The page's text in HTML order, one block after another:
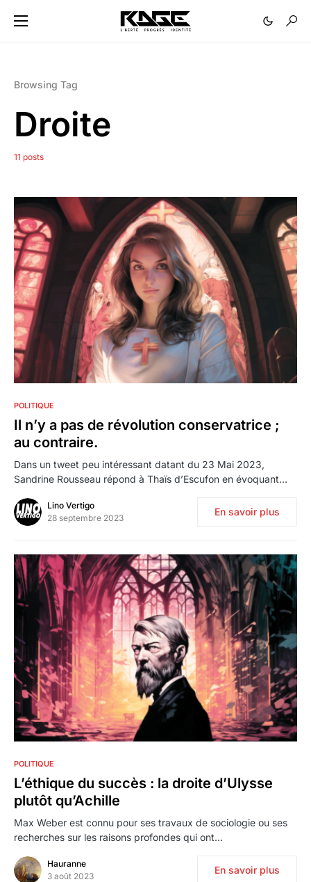
Browsing Tag
Droite
11 posts
POLITIQUE
Il n’y a pas de révolution conservatrice ;
au contraire.
Dans un tweet peu intéressant datant du 23 Mai 2023,
Sandrine Rousseau répond à Thaïs d’Escufon en évoquant…
Lino Vertigo
28 septembre 2023
En savoir plus
POLITIQUE
L’éthique du succès : la droite d’Ulysse
plutôt qu’Achille
Max Weber est connu pour ses travaux de sociologie ou ses
recherches sur les raisons profondes qui ont…
Hauranne
3 août 2023
En savoir plus